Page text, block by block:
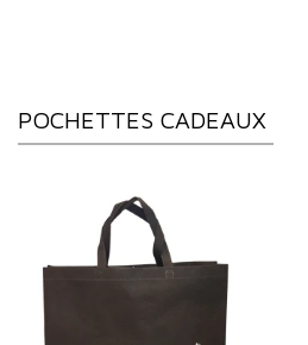
POCHETTES CADEAUX